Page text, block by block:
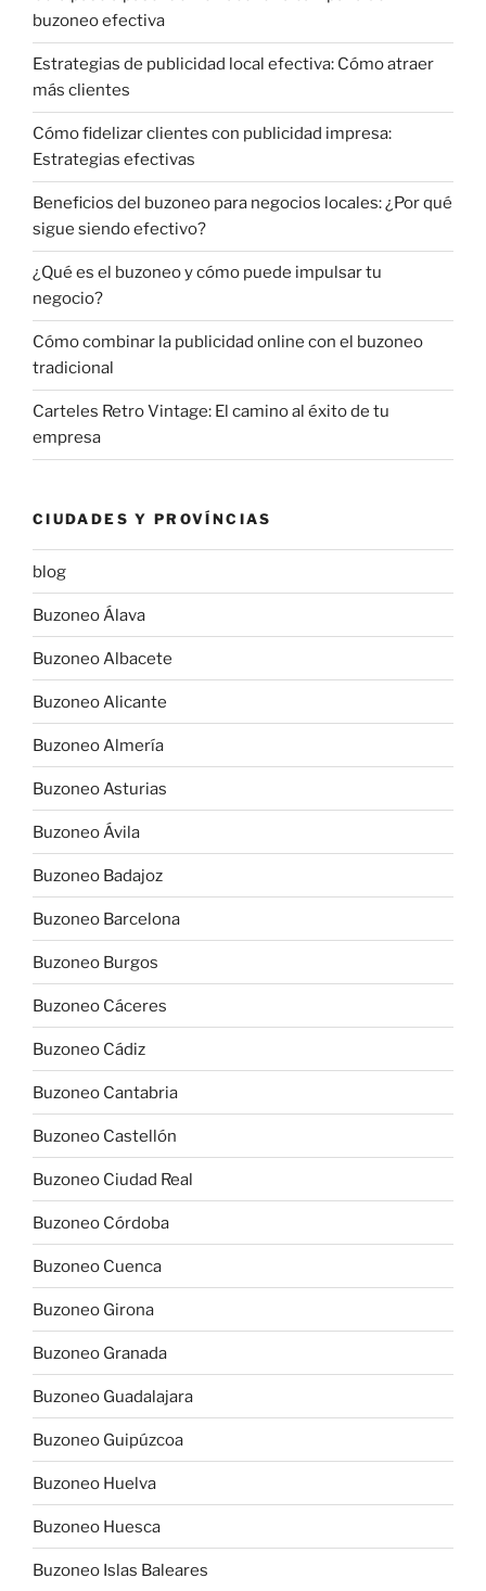
buzoneo efectiva
Estrategias de publicidad local efectiva: Cómo atraer
más clientes
Cómo fidelizar clientes con publicidad impresa:
Estrategias efectivas
Beneficios del buzoneo para negocios locales: ¿Por qué
sigue siendo efectivo?
¿Qué es el buzoneo y cómo puede impulsar tu
negocio?
Cómo combinar la publicidad online con el buzoneo
tradicional
Carteles Retro Vintage: El camino al éxito de tu
empresa
CIUDADES Y PROVÍNCIAS
blog
Buzoneo Álava
Buzoneo Albacete
Buzoneo Alicante
Buzoneo Almería
Buzoneo Asturias
Buzoneo Ávila
Buzoneo Badajoz
Buzoneo Barcelona
Buzoneo Burgos
Buzoneo Cáceres
Buzoneo Cádiz
Buzoneo Cantabria
Buzoneo Castellón
Buzoneo Ciudad Real
Buzoneo Córdoba
Buzoneo Cuenca
Buzoneo Girona
Buzoneo Granada
Buzoneo Guadalajara
Buzoneo Guipúzcoa
Buzoneo Huelva
Buzoneo Huesca
Buzoneo Islas Baleares